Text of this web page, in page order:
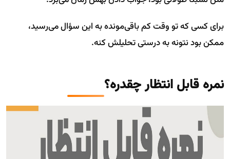
برای کسی که تو وقت کم باقی‌مونده به این سؤال می‌رسید،
ممکن بود نتونه به درستی تحلیلش کنه.
نمره قابل انتظار چقدره؟